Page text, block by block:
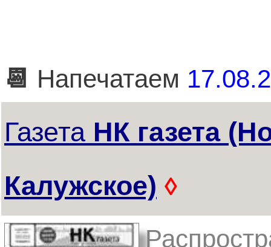
📆 Напечатаем
Газета НК газета
Калужское) ◊